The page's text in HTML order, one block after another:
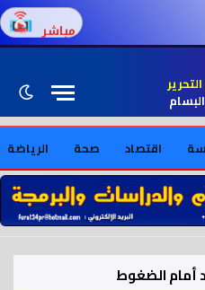
مباشر
اقتصاد صحة الرياضة
الضغوط